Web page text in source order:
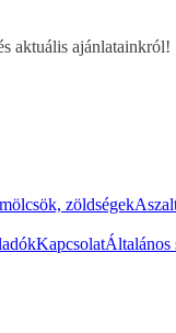
aktuális ajánlatainkról!
zöldségek
KapcsolatÁltalános